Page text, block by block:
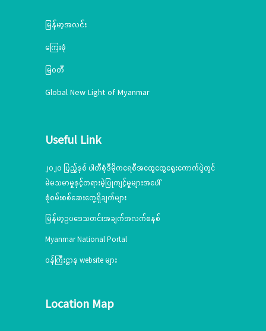
မြန်မာ့အလင်း
ကြေးမုံ
မြဝတီ
Global New Light of Myanmar
Useful Link
၂၀၂၀ ပြည့်နှစ် ပါတီစုံဒီမိုကရေစီအထွေထွေရွေးကောက်ပွဲတွင်
မဲမသမာမှုနှင့်တရားမဲ့ပြုကျင့်မှုများအပေါ်
စုံစမ်းစစ်ဆေးတွေ့ရှိချက်များ
မြန်မာ့ဥပဒေသတင်းအချက်အလက်စနစ်
Myanmar National Portal
ဝန်ကြီးဌာန website များ
Location Map